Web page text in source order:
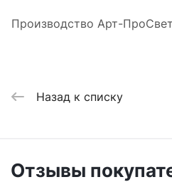
Производство Арт-
Назад к списку
Отзывы